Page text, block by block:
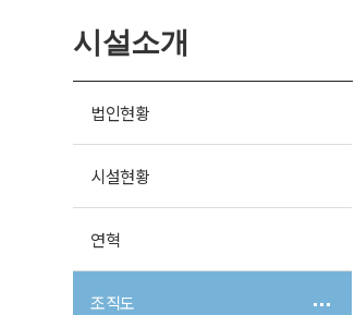
시설소개
법인현황
시설현황
연혁
조직도